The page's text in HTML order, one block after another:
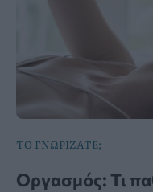
ΤΟ ΓΝΩΡΙΖΑΤΕ;
Οργασμός: Τι